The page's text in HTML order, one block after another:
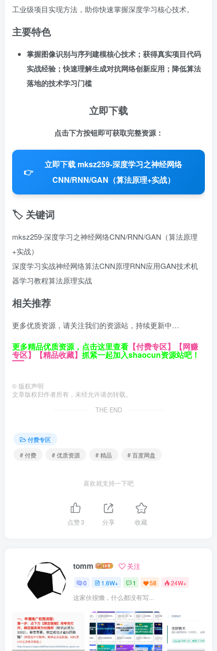
工业级项目实现方法，助你快速掌握深度学习核心技术。
主要特色
掌握图像识别与序列建模核心技术；获得真实项目代码
实战经验；快速理解生成对抗网络创新应用；降低算法
落地的技术学习门槛
立即下载
点击下方按钮即可获取完整资源：
👉
立即下载 mksz259-深度学习之神经网络
CNN/RNN/GAN（算法原理+实战）
🏷️ 关键词
mksz259-深度学习之神经网络CNN/RNN/GAN（算法原理
+实战）
深度学习实战神经网络算法CNN原理RNN应用GAN技术机
器学习教程算法原理实战
相关推荐
更多优质资源，请关注我们的资源站，持续更新中…
更多精品优质资源，点击这里查看 【付费专区】 【网赚
专区】 【精品收藏】 抓紧一起加入shaocun资源站吧！
© 版权声明
文章版权归作者所有，未经允许请勿转载。
THE END
付费专区
# 付费
# 优质资源 # 精品 # 百度网盘
喜欢就支持一下吧
点赞3 分享 收藏
tomm 关注
0 1.6W+ 1 58 24W+
这家伙很懒，什么都没有写...